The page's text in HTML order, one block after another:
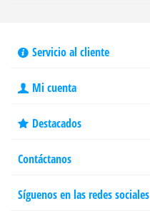
Servicio al cliente
Mi cuenta
Destacados
Contáctanos
Síguenos en las redes sociales